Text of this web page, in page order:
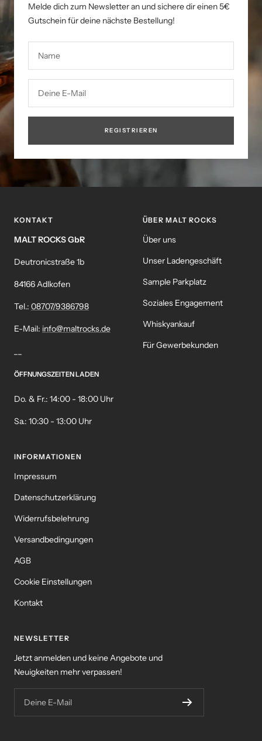
Melde dich zum Newsletter an und sichere dir einen 5€
Gutschein für deine nächste Bestellung!
Name
Deine E-Mail
REGISTRIEREN
KONTAKT
MALT ROCKS GbR
Deutronicstraße 1b
84166 Adlkofen
Tel.: 08707/9386798
E-Mail: info@maltrocks.de
ÖFFNUNGSZEITEN LADEN
Do. & Fr.: 14:00 - 18:00 Uhr
Sa.: 10:30 - 13:00 Uhr
ÜBER MALT ROCKS
Über uns
Unser Ladengeschäft
Sample Parkplatz
Soziales Engagement
Whiskyankauf
Für Gewerbekunden
INFORMATIONEN
Impressum
Datenschutzerklärung
Widerrufsbelehrung
Versandbedingungen
AGB
Cookie Einstellungen
Kontakt
NEWSLETTER
Jetzt anmelden und keine Angebote und
Neuigkeiten mehr verpassen!
Deine E-Mail